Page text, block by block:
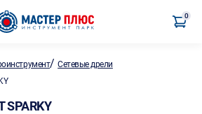
0
/Сетевые дрели
SPARKY